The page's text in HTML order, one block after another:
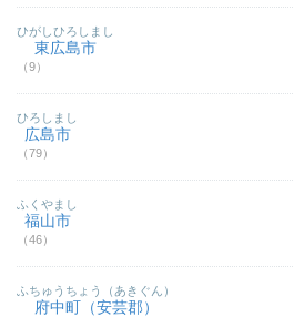
東広島市
（9）
ひがしひろしまし
広島市
（79）
ひろしまし
福山市
（46）
ふくやまし
府中町（安芸郡）
ふちゅうちょう（あきぐん）